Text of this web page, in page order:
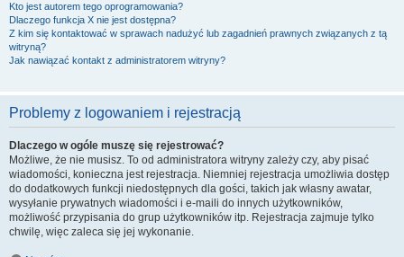
Kto jest autorem tego oprogramowania?
Dlaczego funkcja X nie jest dostępna?
Z kim się kontaktować w sprawach nadużyć lub zagadnień prawnych związanych z tą
witryną?
Jak nawiązać kontakt z administratorem witryny?
Problemy z logowaniem i rejestracją
Dlaczego w ogóle muszę się rejestrować?
Możliwe, że nie musisz. To od administratora witryny zależy czy, aby pisać
wiadomości, konieczna jest rejestracja. Niemniej rejestracja umożliwia dostęp
do dodatkowych funkcji niedostępnych dla gości, takich jak własny awatar,
wysyłanie prywatnych wiadomości i e-maili do innych użytkowników,
możliwość przypisania do grup użytkowników itp. Rejestracja zajmuje tylko
chwilę, więc zaleca się jej wykonanie.